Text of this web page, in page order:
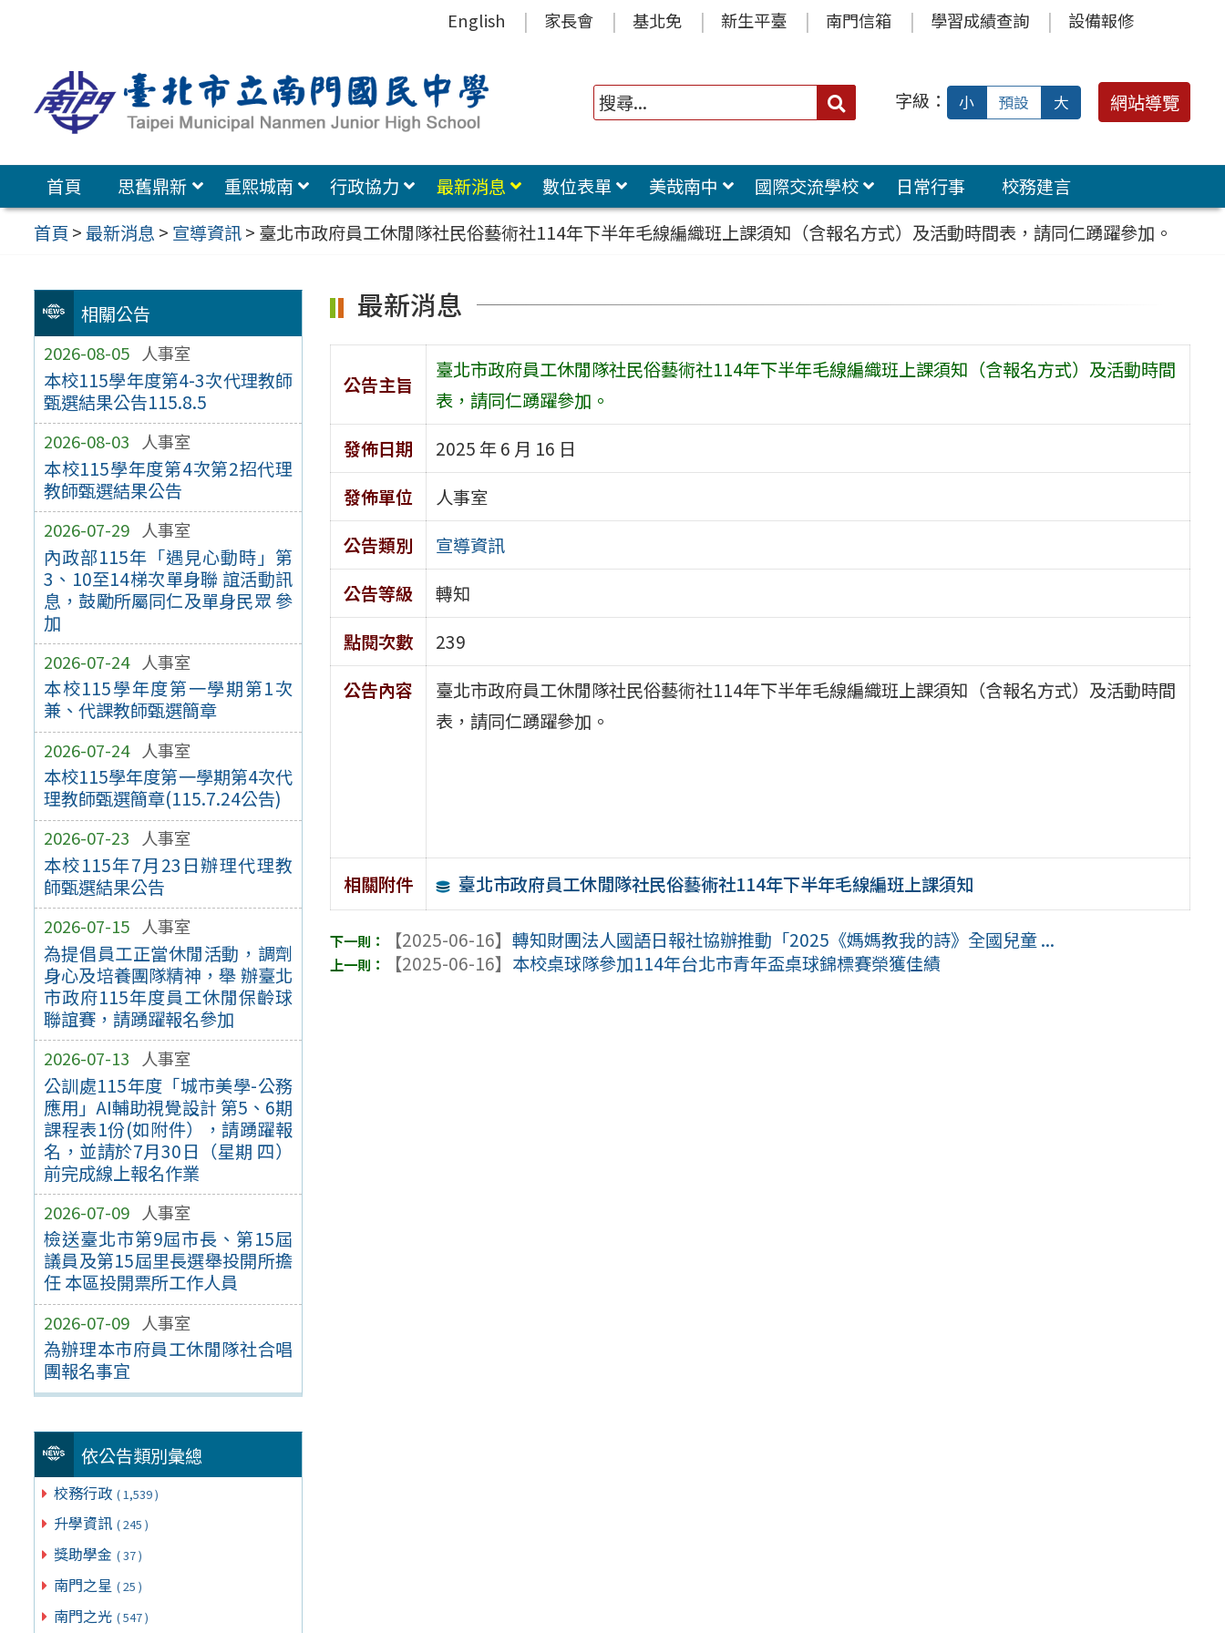
容
區
English 家長會 基北免 新生平臺 南門信箱 學習成績查詢 設備報修
搜
字級： 小 預設 大 網站導覽
首頁 思舊鼎新 重熙城南 行政協力 最新消息 數位表單 美哉南中 國際交流學校 日常行事
校務建言
首頁 >最新消息 > 宣導資訊> 臺北市政府員工休閒隊社民俗藝術社114年下半年毛線編織班上課須知（含報名方式）及活動時間表，請同仁踴躍參加。
相關公告
2026-08-05 人事室
本校115學年度第4-3次代理教師
甄選結果公告115.8.5
2026-08-03 人事室
本校115學年度第4次第2招代理
教師甄選結果公告
2026-07-29 人事室
內政部115年「遇見心動時」第
3、10至14梯次單身聯 誼活動訊
息，鼓勵所屬同仁及單身民眾 參
加
2026-07-24 人事室
本校115學年度第一學期第1次
兼、代課教師甄選簡章
2026-07-24 人事室
本校115學年度第一學期第4次代
理教師甄選簡章(115.7.24公告)
2026-07-23 人事室
本校115年7月23日辦理代理教
師甄選結果公告
2026-07-15 人事室
為提倡員工正當休閒活動，調劑
身心及培養團隊精神，舉 辦臺北
市政府115年度員工休閒保齡球
聯誼賽，請踴躍報名參加
2026-07-13 人事室
公訓處115年度「城市美學-公務
應用」AI輔助視覺設計 第5、6期
課程表1份(如附件），請踴躍報
名，並請於7月30日（星期 四）
前完成線上報名作業
2026-07-09 人事室
檢送臺北市第9屆市長、第15屆
議員及第15屆里長選舉投開所擔
任 本區投開票所工作人員
2026-07-09 人事室
為辦理本市府員工休閒隊社合唱
團報名事宜
依公告類別彙總
校務行政 ( 1,539 )
升學資訊 ( 245 )
獎助學金 ( 37 )
南門之星 ( 25 )
南門之光 ( 547 )
最新消息
公告主旨
臺北市政府員工休閒隊社民俗藝術社114年下半年毛線編織班上課須知（含報名方式）及活動時間
表，請同仁踴躍參加。
發佈日期
2025 年 6 月 16 日
發佈單位
人事室
公告類別
宣導資訊
公告等級
轉知
點閱次數
239
公告內容
臺北市政府員工休閒隊社民俗藝術社114年下半年毛線編織班上課須知（含報名方式）及活動時間
表，請同仁踴躍參加。
相關附件 臺北市政府員工休閒隊社民俗藝術社114年下半年毛線編班上課須知
【2025-06-16】轉知財團法人國語日報社協辦推動「2025《媽媽教我的詩》全國兒童 ...
【2025-06-16】 本校桌球隊參加114年台北市青年盃桌球錦標賽榮獲佳績